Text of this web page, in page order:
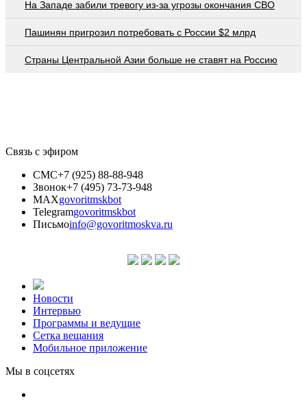
На Западе забили тревогу из-за угрозы окончания СВО
Пашинян пригрозил потребовать c России $2 млрд
Страны Центральной Азии больше не ставят на Россию
Связь с эфиром
СМС+7 (925) 88-88-948
Звонок+7 (495) 73-73-948
MAXgovoritmskbot
Telegramgovoritmskbot
Письмоinfo@govoritmoskva.ru
Новости
Интервью
Программы и ведущие
Сетка вещания
Мобильное приложение
Мы в соцсетях